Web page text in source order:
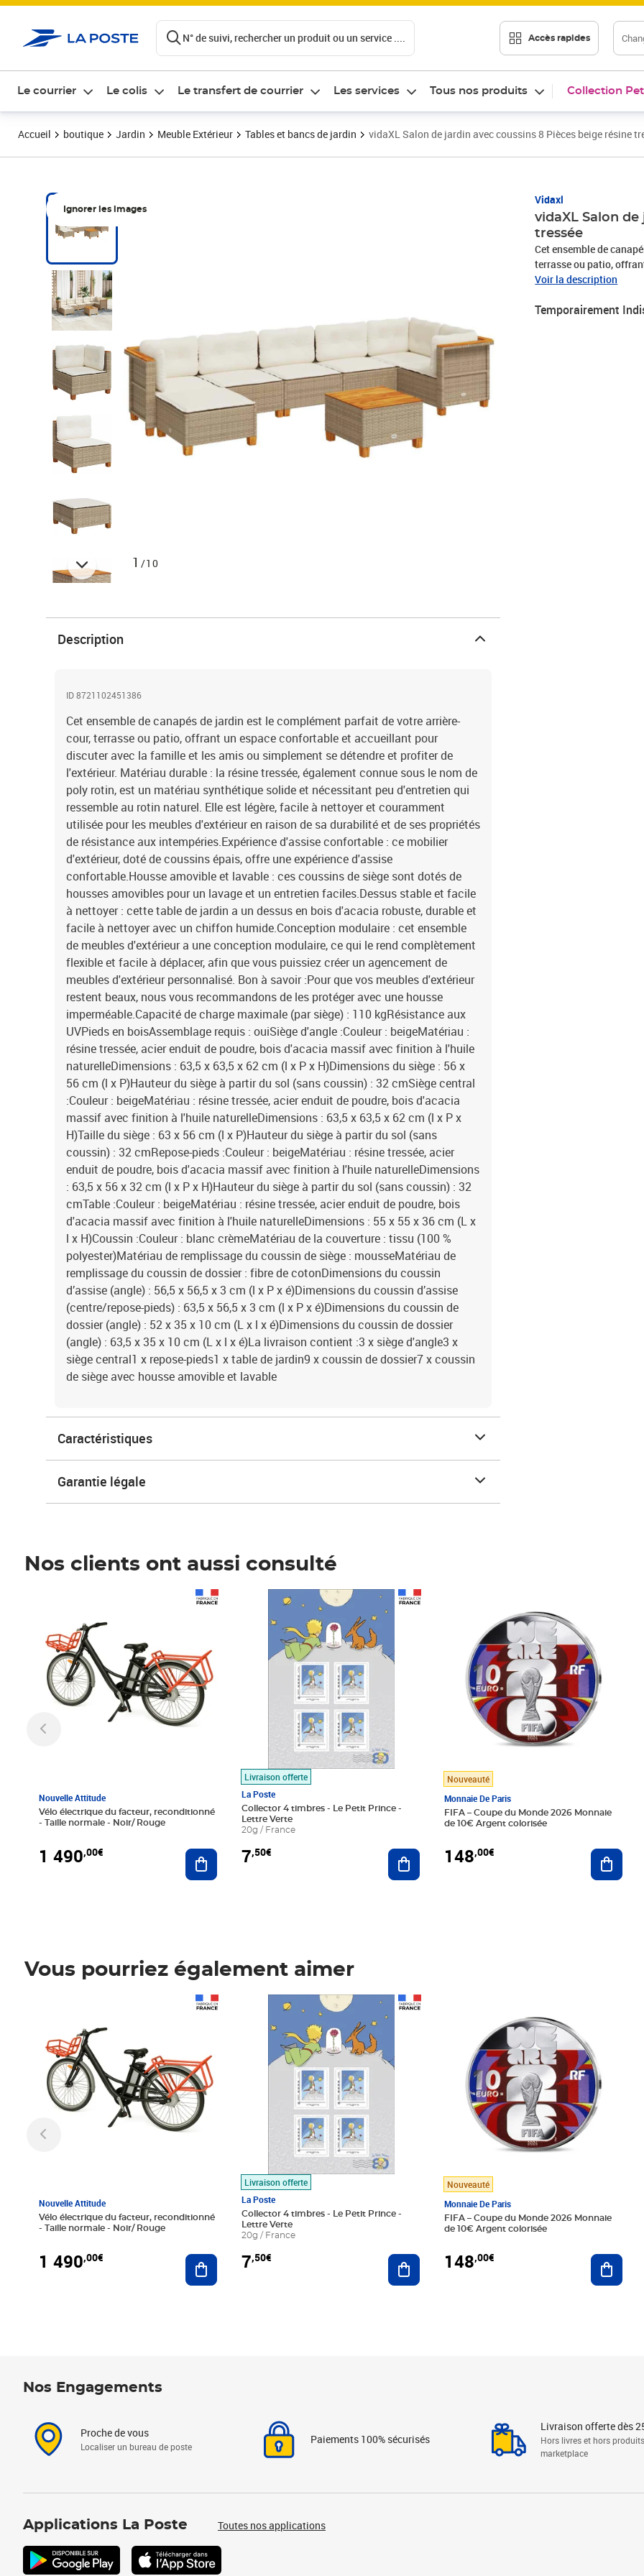
N° de suivi, rechercher un produit ou un service .... Accès rapides
Le courrier Le colis Le transfert de courrier Les services Tous nos produits Collection
Accueil boutique Jardin Meuble Extérieur Tables et bancs de jardin vidaXL Salon de jardin avec coussins 8 Pièces beige résine
Ignorer les images
1 /10
Vidaxl
vidaXL Salon
tressée
Cet ensemble de
terrasse ou patio,
famille et les amis ou
matériau synthétique
Voir la description
Temporairement
Description
ID 8721102451386
Cet ensemble de canapés de jardin est le complément parfait de votre arrière-
cour, terrasse ou patio, offrant un espace confortable et accueillant pour
discuter avec la famille et les amis ou simplement se détendre et profiter de
l'extérieur. Matériau durable : la résine tressée, également connue sous le nom de
poly rotin, est un matériau synthétique solide et nécessitant peu d'entretien qui
ressemble au rotin naturel. Elle est légère, facile à nettoyer et couramment
utilisée pour les meubles d'extérieur en raison de sa durabilité et de ses propriétés
de résistance aux intempéries.Expérience d'assise confortable : ce mobilier
d'extérieur, doté de coussins épais, offre une expérience d'assise
confortable.Housse amovible et lavable : ces coussins de siège sont dotés de
housses amovibles pour un lavage et un entretien faciles.Dessus stable et facile
à nettoyer : cette table de jardin a un dessus en bois d'acacia robuste, durable et
facile à nettoyer avec un chiffon humide.Conception modulaire : cet ensemble
de meubles d'extérieur a une conception modulaire, ce qui le rend complètement
flexible et facile à déplacer, afin que vous puissiez créer un agencement de
meubles d'extérieur personnalisé. Bon à savoir :Pour que vos meubles d'extérieur
restent beaux, nous vous recommandons de les protéger avec une housse
imperméable.Capacité de charge maximale (par siège) : 110 kgRésistance aux
UVPieds en boisAssemblage requis : ouiSiège d'angle :Couleur : beigeMatériau :
résine tressée, acier enduit de poudre, bois d'acacia massif avec finition à l'huile
naturelleDimensions : 63,5 x 63,5 x 62 cm (l x P x H)Dimensions du siège : 56 x
56 cm (l x P)Hauteur du siège à partir du sol (sans coussin) : 32 cmSiège central
:Couleur : beigeMatériau : résine tressée, acier enduit de poudre, bois d'acacia
massif avec finition à l'huile naturelleDimensions : 63,5 x 63,5 x 62 cm (l x P x
H)Taille du siège : 63 x 56 cm (l x P)Hauteur du siège à partir du sol (sans
coussin) : 32 cmRepose-pieds :Couleur : beigeMatériau : résine tressée, acier
enduit de poudre, bois d'acacia massif avec finition à l'huile naturelleDimensions
: 63,5 x 56 x 32 cm (l x P x H)Hauteur du siège à partir du sol (sans coussin) : 32
cmTable :Couleur : beigeMatériau : résine tressée, acier enduit de poudre, bois
d'acacia massif avec finition à l'huile naturelleDimensions : 55 x 55 x 36 cm (L x
l x H)Coussin :Couleur : blanc crèmeMatériau de la couverture : tissu (100 %
polyester)Matériau de remplissage du coussin de siège : mousseMatériau de
remplissage du coussin de dossier : fibre de cotonDimensions du coussin
d’assise (angle) : 56,5 x 56,5 x 3 cm (l x P x é)Dimensions du coussin d’assise
(centre/repose-pieds) : 63,5 x 56,5 x 3 cm (l x P x é)Dimensions du coussin de
dossier (angle) : 52 x 35 x 10 cm (L x l x é)Dimensions du coussin de dossier
(angle) : 63,5 x 35 x 10 cm (L x l x é)La livraison contient :3 x siège d'angle3 x
siège central1 x repose-pieds1 x table de jardin9 x coussin de dossier7 x coussin
de siège avec housse amovible et lavable
Caractéristiques
Garantie légale
Nos clients ont aussi consulté
Nouvelle Attitude
Vélo électrique du facteur, reconditionné
- Taille normale - Noir/ Rouge
1 490,00€ Ajouter au panier
Livraison offerte
La Poste
Collector 4 timbres - Le Petit Prince -
Lettre Verte
20g / France
7,50€
Prix 7,50€
Ajouter au panier
Nouveauté
Monnaie De Paris
FIFA – Coupe du Monde 2026 Monnaie
de 10€ Argent colorisée
148,00€
Vous pourriez également aimer
Nouvelle Attitude
Vélo électrique du facteur, reconditionné
- Taille normale - Noir/ Rouge
1 490,00€ Ajouter au panier
Livraison offerte
La Poste
Collector 4 timbres - Le Petit Prince -
Lettre Verte
20g / France
7,50€
Prix 7,50€
Ajouter au panier
Nouveauté
Monnaie De Paris
FIFA – Coupe du Monde 2026 Monnaie
de 10€ Argent colorisée
148,00€
Nos Engagements
Proche de vous
Localiser un bureau de poste
Paiements 100% sécurisés
Livraison offerte dès
Hors livres et hors produits
marketplace
Applications La Poste Toutes nos applications